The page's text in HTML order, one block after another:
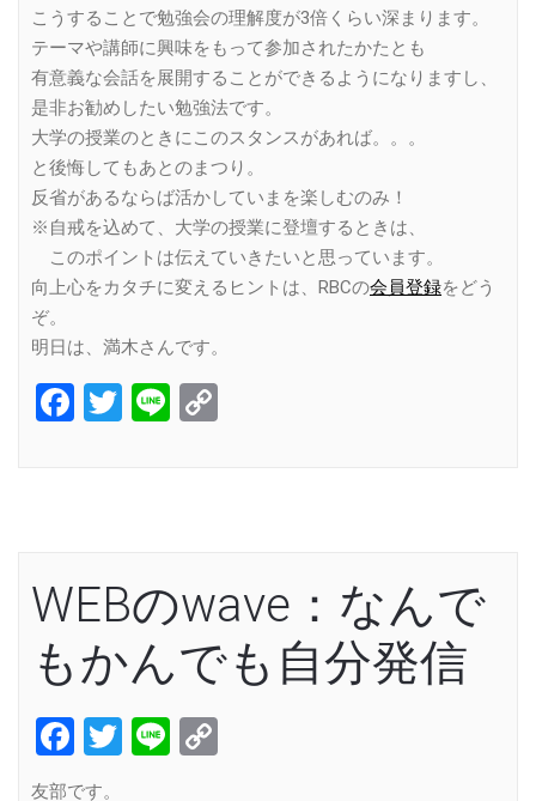
こうすることで勉強会の理解度が3倍くらい深まります。
テーマや講師に興味をもって参加されたかたとも
有意義な会話を展開することができるようになりますし、
是非お勧めしたい勉強法です。
大学の授業のときにこのスタンスがあれば。。。
と後悔してもあとのまつり。
反省があるならば活かしていまを楽しむのみ！
※自戒を込めて、大学の授業に登壇するときは、
このポイントは伝えていきたいと思っています。
向上心をカタチに変えるヒントは、RBCの会員登録をどう
ぞ。
明日は、満木さんです。
Facebook
Twitter
Line
WEBのwave：なんで
もかんでも自分発信
Facebook
Twitter
Line
友部です。